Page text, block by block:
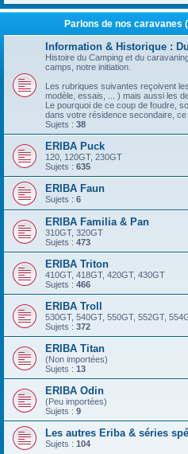
Parlons de nos caravanes
Information & Historique :
Histoire du Camping et du
camps, notre initiation.
Les rubriques suivantes reçoivent
modèle, essais, ... ) mais aussi les
Le pourquoi de ce coup de foudre,
dans votre résidence secondaire, ce
Sujets : 38
ERIBA Puck
120, 120GT, 230GT
Sujets : 635
ERIBA Faun
Sujets : 6
ERIBA Familia & Pan
310GT, 320GT
Sujets : 473
ERIBA Triton
410GT, 418GT, 420GT, 430GT
Sujets : 466
ERIBA Troll
530GT, 540GT, 550GT, 552GT,
Sujets : 372
ERIBA Titan
(Non importées)
Sujets : 13
ERIBA Odin
(Peu importées)
Sujets : 9
Les autres Eriba & séries
Sujets : 104